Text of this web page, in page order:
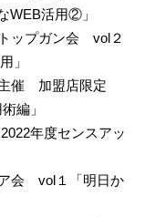
WEB活用②」
ップガン会 vol２
」
催 加盟店限定
編」
年度センスアッ
会 vol１「明日か